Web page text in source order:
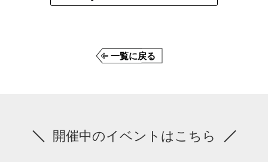
一覧に戻る
開催中のイベントはこちら